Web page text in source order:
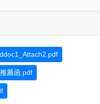
薦函.pdf